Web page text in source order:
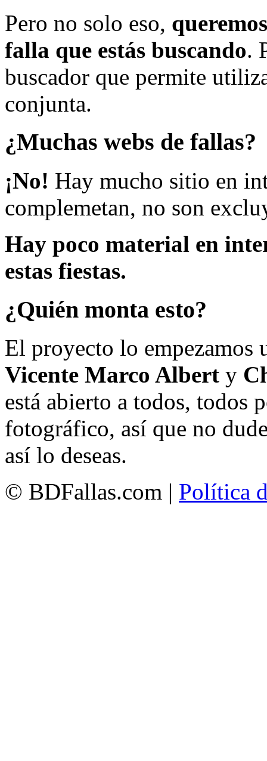
Pero no solo eso,
falla que estás buscando.
buscador que permite
conjunta.
¿Muchas webs de fallas?
¡No! Hay mucho sitio en
complemetan, no son
Hay poco material en
estas fiestas.
¿Quién monta esto?
El proyecto lo empezamos
Vicente Marco Albert y
está abierto a todos, todos
fotográfico, así que no
así lo deseas.
© BDFallas.com | Política